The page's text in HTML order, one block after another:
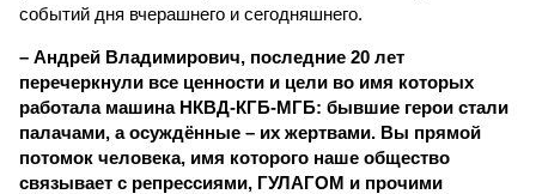
событий дня вчерашнего и сегодняшнего.
– Андрей Владимирович, последние 20 лет
перечеркнули все ценности и цели во имя которых
работала машина НКВД-КГБ-МГБ: бывшие герои стали
палачами, а осуждённые – их жертвами. Вы прямой
потомок человека, имя которого наше общество
связывает с репрессиями, ГУЛАГОМ и прочими